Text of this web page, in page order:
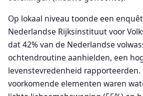
Op lokaal niveau toonde een
Nederlandse Rijksinstituut voor
dat 42% van de Nederlandse
ochtendroutine aanhielden, een
levenstevredenheid rapporteerden.
voorkomende elementen waren